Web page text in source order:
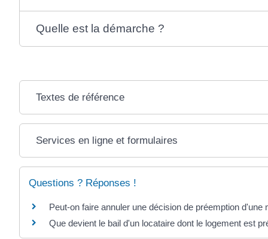
Quelle est la démarche ?
Textes de référence
Services en ligne et formulaires
Questions ? Réponses !
Peut-on faire annuler une décision de préemption d'une
Que devient le bail d'un locataire dont le logement est